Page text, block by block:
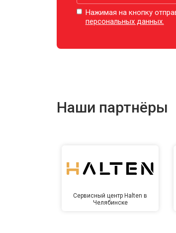
Нажимая на кнопку
персональных данных.
Наши партнёры
Сервисный центр Halten в
Челябинске